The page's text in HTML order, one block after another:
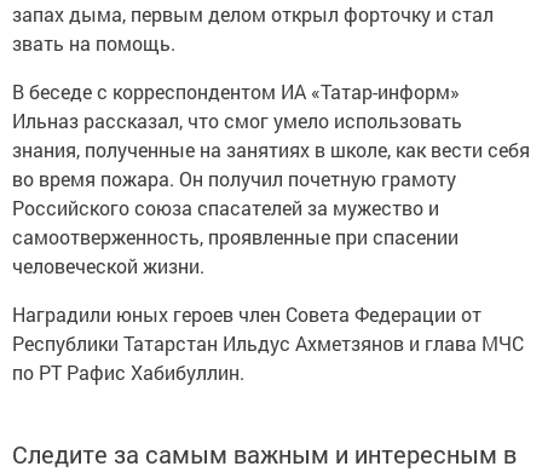
запах дыма, первым делом открыл форточку и стал
звать на помощь.
В беседе с корреспондентом ИА «Татар-информ»
Ильназ рассказал, что смог умело использовать
знания, полученные на занятиях в школе, как вести себя
во время пожара. Он получил почетную грамоту
Российского союза спасателей за мужество и
самоотверженность, проявленные при спасении
человеческой жизни.
Наградили юных героев член Совета Федерации от
Республики Татарстан Ильдус Ахметзянов и глава МЧС
по РТ Рафис Хабибуллин.
Следите за самым важным и интересным в